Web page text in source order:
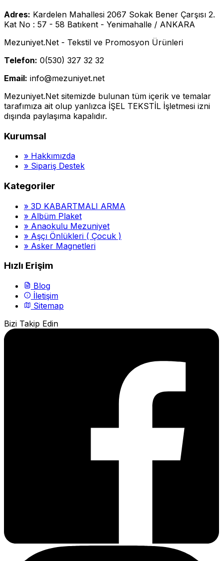
Adres: Kardelen Mahallesi 2067 Sokak Bener Çarşısı 2.
Kat No : 57 - 58 Batıkent - Yenimahalle / ANKARA
Mezuniyet.Net - Tekstil ve Promosyon Ürünleri
Telefon: 0(530) 327 32 32
Email: info@mezuniyet.net
Mezuniyet.Net sitemizde bulunan tüm içerik ve temalar
tarafımıza ait olup yanlızca İŞEL TEKSTİL İşletmesi izni
dışında paylaşıma kapalıdır.
Kurumsal
» Hakkımızda
» Sipariş Destek
Kategoriler
» 3D KABARTMALI ARMA
» Albüm Plaket
» Anaokulu Mezuniyet
» Aşçı Önlükleri ( Çocuk )
» Asker Magnetleri
Hızlı Erişim
Blog
İletişim
Sitemap
Bizi Takip Edin